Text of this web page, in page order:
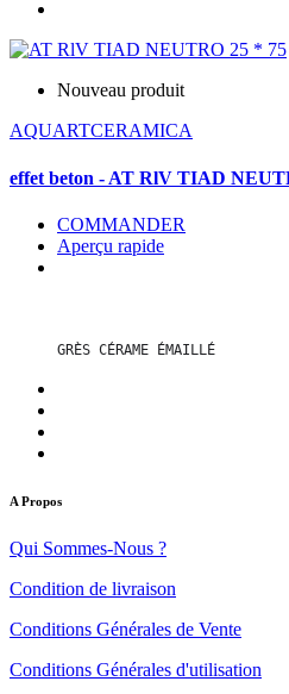
Nouveau produit
AQUARTCERAMICA
effet beton - AT RlV TIAD
COMMANDER
Aperçu rapide
GRÈS CÉRAME ÉMAILLÉ
A Propos
Qui Sommes-Nous ?
Condition de livraison
Conditions Générales de Vente
Conditions Générales d'utilisation